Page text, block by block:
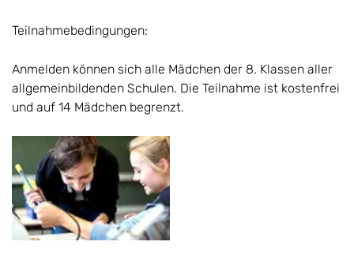
Teilnahmebedingungen:
Anmelden können sich alle Mädchen der 8. Klassen aller
allgemeinbildenden Schulen. Die Teilnahme ist kostenfrei
und auf 14 Mädchen begrenzt.